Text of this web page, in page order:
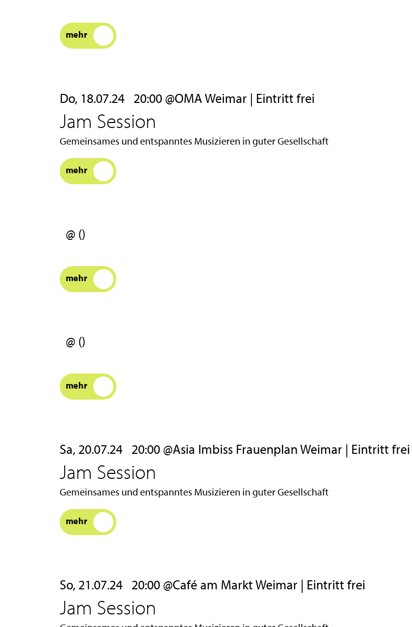
mehr
Do, 18.07.2420:00 @OMA Weimar | Eintritt frei
Jam Session
Gemeinsames und entspanntes Musizieren in guter Gesellschaft
mehr
@ ()
mehr
@ ()
mehr
Sa, 20.07.2420:00 @Asia Imbiss Frauenplan Weimar | Eintritt frei
Jam Session
Gemeinsames und entspanntes Musizieren in guter Gesellschaft
mehr
So, 21.07.2420:00 @Café am Markt Weimar | Eintritt frei
Jam Session